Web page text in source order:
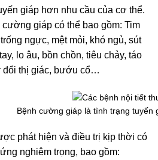
giáp hơn nhu cầu của cơ thể.
giáp có thể bao gồm: Tim
ngực, mệt mỏi, khó ngủ, sút
lo âu, bồn chồn, tiêu chảy, táo
đổi thị giác, bướu cổ…
Bệnh cường giáp là tình trạng tuyến
phát hiện và điều trị kịp thời có
nghiêm trọng, bao gồm: